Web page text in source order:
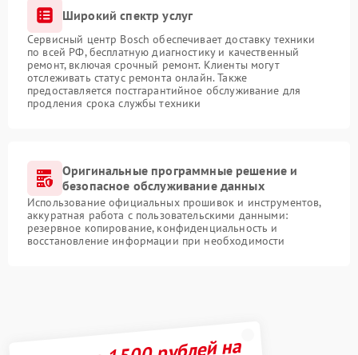
Широкий спектр услуг
Сервисный центр Bosch обеспечивает доставку техники
по всей РФ, бесплатную диагностику и качественный
ремонт, включая срочный ремонт. Клиенты могут
отслеживать статус ремонта онлайн. Также
предоставляется постгарантийное обслуживание для
продления срока службы техники
Оригинальные программные решение и
безопасное обслуживание данных
Использование официальных прошивок и инструментов,
аккуратная работа с пользовательскими данными:
резервное копирование, конфиденциальность и
восстановление информации при необходимости